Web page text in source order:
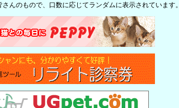
んのもので、口数に応じてランダムに表示されています。